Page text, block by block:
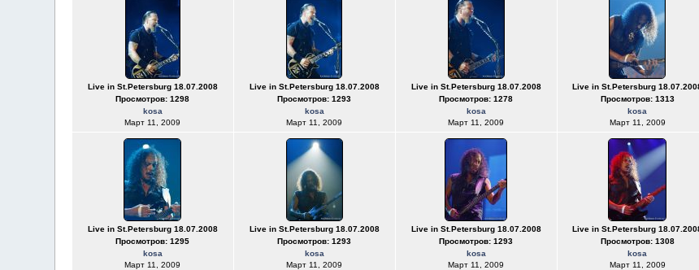
Live in St.Petersburg 18.07.2008
Просмотров: 1298
kosa
Март 11, 2009
Live in St.Petersburg 18.07.2008
Просмотров: 1293
kosa
Март 11, 2009
Live in St.Petersburg 18.07.2008
Просмотров: 1278
kosa
Март 11, 2009
Live in St.Petersburg
Просмотров: 1313
kosa
Март 11, 2009
Live in St.Petersburg 18.07.2008
Просмотров: 1295
kosa
Март 11, 2009
Live in St.Petersburg 18.07.2008
Просмотров: 1293
kosa
Март 11, 2009
Live in St.Petersburg 18.07.2008
Просмотров: 1293
kosa
Март 11, 2009
Live in St.Petersburg
Просмотров: 1308
kosa
Март 11, 2009